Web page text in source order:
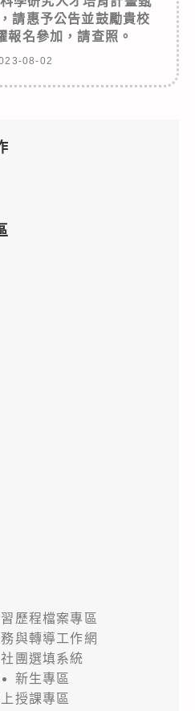
請惠予公告並鼓勵貴校
報名參加，請查照。
08-02
歷程檔案專區
與轉導工作網
社團選填系統
新生專區
授課專區